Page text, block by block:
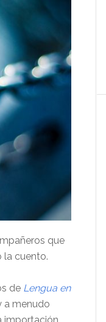
que
la cuento.
de Lengua en
a menudo